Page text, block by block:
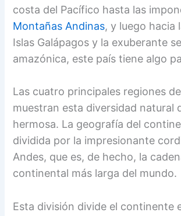
costa del Pacífico hasta las
Montañas Andinas, y luego hacia
Islas Galápagos y la exuberante
amazónica, este país tiene algo
Las cuatro principales regiones
muestran esta diversidad natural
hermosa. La geografía del
dividida por la impresionante
Andes, que es, de hecho, la
continental más larga del mundo.
Esta división divide el continente